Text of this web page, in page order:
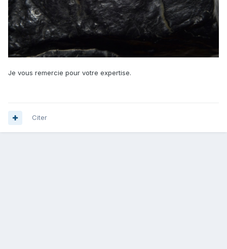
Je vous remercie pour votre expertise.
Citer